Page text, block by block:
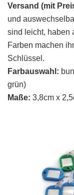
Versand (mit
und
sind leicht, haben
Farben machen
Schlüssel.
Farbauswahl:
grün)
Maße: 3,8cm x